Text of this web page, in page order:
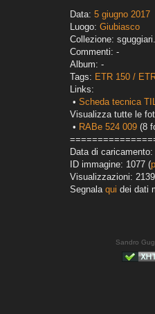
Data: 5 giugno 2017
Luogo: Giubiasco
Collezione:
Commenti: -
Album: -
Tags: ETR 150 /
Links:
• Scheda tecnica
Visualizza tutte le
• RABe 524 009 (8
Data di caricamento:
ID immagine: 1077 (
Visualizzazioni: 2139
Segnala qui dei dati
Sandro